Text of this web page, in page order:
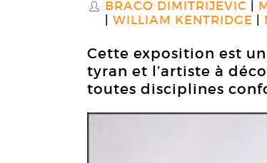
S BRACO DIMITRIJEVIC
WILLIAM KENTRIDGE
Cette exposition est
tyran et l’artiste à
toutes disciplines